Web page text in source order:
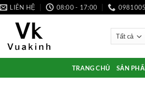
LIÊN HỆ 08:00 - 17:00
TRANG CHỦ SẢN